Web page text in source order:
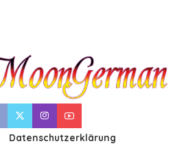
Datenschutzerklärung